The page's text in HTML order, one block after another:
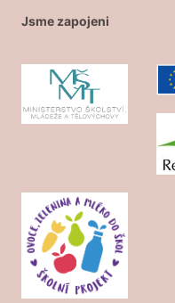
Jsme zapojeni